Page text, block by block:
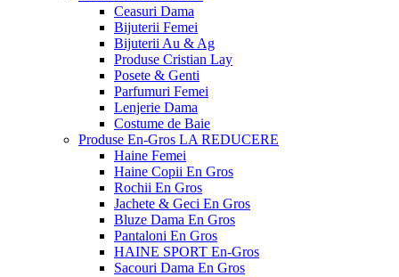
Ceasuri Dama
Bijuterii Femei
Bijuterii Au & Ag
Produse Cristian Lay
Posete & Genti
Parfumuri Femei
Lenjerie Dama
Costume de Baie
Produse En-Gros LA REDUCERE
Haine Femei
Haine Copii En Gros
Rochii En Gros
Jachete & Geci En Gros
Bluze Dama En Gros
Pantaloni En Gros
HAINE SPORT En-Gros
Sacouri Dama En Gros